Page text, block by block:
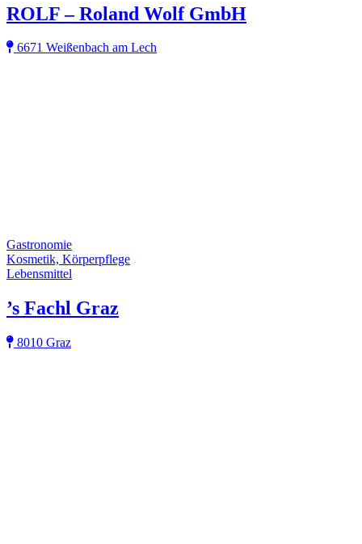
ROLF – Roland Wolf GmbH
6671 Weißenbach am Lech
Gastronomie
Kosmetik, Körperpflege
Lebensmittel
’s Fachl Graz
8010 Graz